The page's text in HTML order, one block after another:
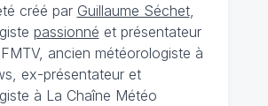
créé par Guillaume Séchet,
passionné et présentateur
ancien météorologiste à
ex-présentateur et
à La Chaîne Météo